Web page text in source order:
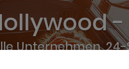
-
Unternehmen,